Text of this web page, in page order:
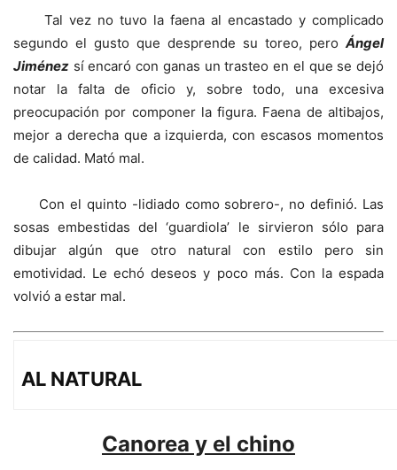
Tal vez no tuvo la faena al encastado y complicado
segundo el gusto que desprende su toreo, pero Ángel
Jiménez sí encaró con ganas un trasteo en el que se dejó
notar la falta de oficio y, sobre todo, una excesiva
preocupación por componer la figura. Faena de altibajos,
mejor a derecha que a izquierda, con escasos momentos
de calidad. Mató mal.
Con el quinto -lidiado como sobrero-, no definió. Las
sosas embestidas del ‘guardiola’ le sirvieron sólo para
dibujar algún que otro natural con estilo pero sin
emotividad. Le echó deseos y poco más. Con la espada
volvió a estar mal.
AL NATURAL
Canorea y el chino